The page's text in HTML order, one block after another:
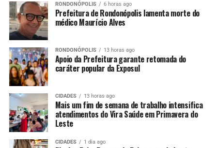
Na operação, também foram fiscalizados 182 veículos,
autuados 19 e 13 removidos (12 carros e uma moto).
A Operação Lei Seca é realizada pela Secretaria de
Estado de Segurança Pública (Sesp-MT), sob a
coordenadoria do Gabinete de Gestão Integrada (GGI),
com as equipes do Batalhão de Trânsito (BPMTran),
Polícia Militar, Delegacia de Trânsito (Deletran) da
Polícia Judiciária Civil, Departamento Estadual de
Trânsito (Detran), Guarda Municipal, Corpo de
Bombeiros (CBM-MT), Polícia Penal, Sistema
RONDONÓPOLIS 6 horas ago
Prefeitura de Rondonópolis lamenta morte do
médico Maurício Alves
RONDONÓPOLIS 13 horas ago
Apoio da Prefeitura garante retomada do
caráter popular da Exposul
CIDADES 13 horas ago
Mais um fim de semana de trabalho intensifica
atendimentos do Vira Saúde em Primavera do
Leste
CIDADES 1 dia ago